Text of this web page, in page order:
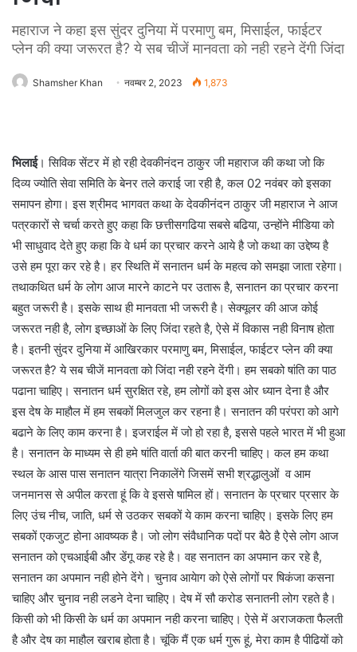
महाराज ने कहा इस सुंदर दुनिया में परमाणु बम, मिसाईल, फाईटर
प्लेन की क्या जरूरत है? ये सब चीजें मानवता को नही रहने देंगी जिंदा
Shamsher Khan नवम्बर 2, 2023 1,873
भिलाई। सिविक सेंटर में हो रही देवकीनंदन ठाकुर जी महाराज की कथा जो कि
दिव्य ज्योति सेवा समिति के बेनर तले कराई जा रही है, कल 02 नवंबर को इसका
समापन होगा। इस श्रीमद भागवत कथा के देवकीनंदन ठाकुर जी महाराज ने आज
पत्रकारों से चर्चा करते हुए कहा कि छत्तीसगढिया सबसे बढिया, उन्होंने मीडिया को
भी साधुवाद देते हुए कहा कि वे धर्म का प्रचार करने आये है जो कथा का उद्देष्य है
उसे हम पूरा कर रहे है। हर स्थिति में सनातन धर्म के महत्व को समझा जाता रहेगा।
तथाकथित धर्म के लोग आज मारने काटने पर उतारू है, सनातन का प्रचार करना
बहुत जरूरी है। इसके साथ ही मानवता भी जरूरी है। सेक्यूलर की आज कोई
जरूरत नही है, लोग इच्छाओं के लिए जिंदा रहते है, ऐसे में विकास नही विनाष होता
है। इतनी सुंदर दुनिया में आखिरकार परमाणु बम, मिसाईल, फाईटर प्लेन की क्या
जरूरत है? ये सब चीजें मानवता को जिंदा नही रहने देंगी। हम सबको षांति का पाठ
पढाना चाहिए। सनातन धर्म सुरक्षित रहे, हम लोगों को इस ओर ध्यान देना है और
इस देष के माहौल में हम सबकों मिलजुल कर रहना है। सनातन की परंपरा को आगे
बढाने के लिए काम करना है। इजराईल में जो हो रहा है, इससे पहले भारत में भी हुआ
है। सनातन के माध्यम से ही हमे षांति वार्ता की बात करनी चाहिए। कल हम कथा
स्थल के आस पास सनातन यात्रा निकालेंगे जिसमें सभी श्रद्धालुओं व आम
जनमानस से अपील करता हूं कि वे इससे षामिल हों। सनातन के प्रचार प्रसार के
लिए उंच नीच, जाति, धर्म से उठकर सबकों ये काम करना चाहिए। इसके लिए हम
सबकों एकजुट होना आवष्यक है। जो लोग संवैधानिक पदों पर बैठे है ऐसे लोग आज
सनातन को एचआईबी और डेंगू कह रहे है। वह सनातन का अपमान कर रहे है,
सनातन का अपमान नही होने देंगे। चुनाव आयेाग को ऐसे लोगों पर षिकंजा कसना
चाहिए और चुनाव नही लडने देना चाहिए। देष में सौ करोड सनातनी लोग रहते है।
किसी को भी किसी के धर्म का अपमान नही करना चाहिए। ऐसे में अराजकता फैलती
है और देष का माहौल खराब होता है। चूंकि मैं एक धर्म गुरू हूं, मेरा काम है पीढियों को